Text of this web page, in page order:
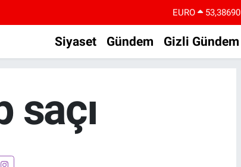
EURO 53,38690
STERLİN
61,60380
Siyaset Gündem Gizli Gündem
saçı